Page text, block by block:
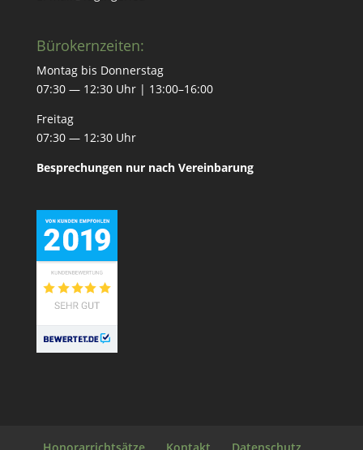
Bürokernzeiten:
Mon­tag bis Donnerstag
07:30 — 12:30 Uhr | 13:00–16:00
Fre­itag
07:30 — 12:30 Uhr
Besprechun­gen nur nach Vereinbarung